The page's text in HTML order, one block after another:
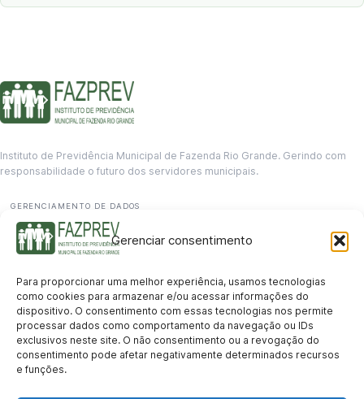
Gerenciar consentimento
Para proporcionar uma melhor experiência, usamos tecnologias
como cookies para armazenar e/ou acessar informações do
dispositivo. O consentimento com essas tecnologias nos permite
processar dados como comportamento da navegação ou IDs
exclusivos neste site. O não consentimento ou a revogação do
consentimento pode afetar negativamente determinados recursos
e funções.
Instituto de Previdência Municipal de Fazenda Rio Grande. Gerindo com
responsabilidade o futuro dos servidores municipais.
GERENCIAMENTO DE DADOS
Departamento de informação
contato@fazprev.pr.gov.br
(41) 3995-2146
Serviços
Aposentadoria Pensão por Morte Benefício por Invalidez Auxílio Doença
Holerite Online Protocolo Online
Transparência
Portal da Transparência